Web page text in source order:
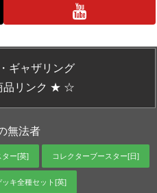
ギャザリング
品リンク ★ ☆
無法者
ター[英] コレクターブースター[日]
ッキ全種セット[英]